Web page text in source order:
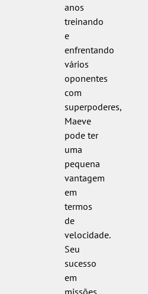
anos
treinando
e
enfrentando
vários
oponentes
com
superpoderes,
Maeve
pode ter
uma
pequena
vantagem
em
termos
de
velocidade.
Seu
sucesso
em
missões